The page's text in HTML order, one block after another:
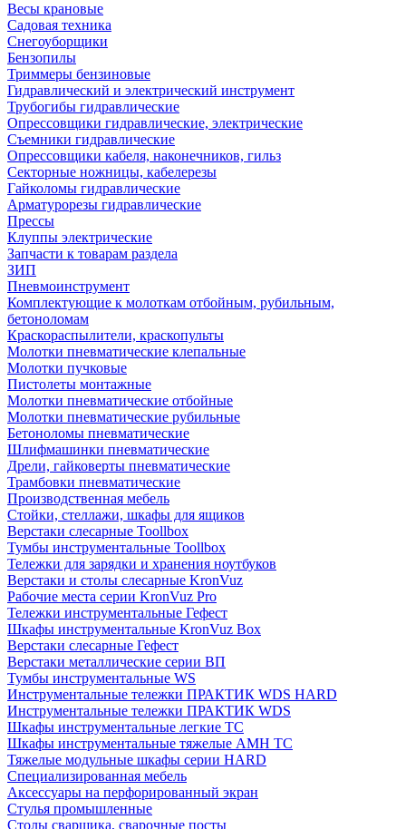
Весы крановые
Садовая техника
Снегоуборщики
Бензопилы
Триммеры бензиновые
Гидравлический и электрический инструмент
Трубогибы гидравлические
Опрессовщики гидравлические, электрические
Съемники гидравлические
Опрессовщики кабеля, наконечников, гильз
Секторные ножницы, кабелерезы
Гайколомы гидравлические
Арматурорезы гидравлические
Прессы
Клуппы электрические
Запчасти к товарам раздела
ЗИП
Пневмоинструмент
Комплектующие к молоткам отбойным, рубильным,
бетоноломам
Краскораспылители, краскопульты
Молотки пневматические клепальные
Молотки пучковые
Пистолеты монтажные
Молотки пневматические отбойные
Молотки пневматические рубильные
Бетоноломы пневматические
Шлифмашинки пневматические
Дрели, гайковерты пневматические
Трамбовки пневматические
Производственная мебель
Стойки, стеллажи, шкафы для ящиков
Верстаки слесарные Toollbox
Тумбы инструментальные Toollbox
Тележки для зарядки и хранения ноутбуков
Верстаки и столы слесарные KronVuz
Рабочие места серии KronVuz Pro
Тележки инструментальные Гефест
Шкафы инструментальные KronVuz Box
Верстаки слесарные Гефест
Верстаки металлические серии ВП
Тумбы инструментальные WS
Инструментальные тележки ПРАКТИК WDS HARD
Инструментальные тележки ПРАКТИК WDS
Шкафы инструментальные легкие ТС
Шкафы инструментальные тяжелые AMH TC
Тяжелые модульные шкафы серии HARD
Cпециализированная мебель
Аксессуары на перфорированный экран
Стулья промышленные
Столы сварщика, сварочные посты